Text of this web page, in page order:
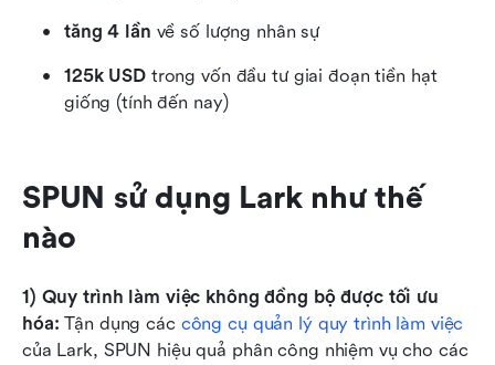
tăng 4 lần về số lượng nhân sự
125k USD trong vốn đầu tư giai đoạn tiền hạt
giống (tính đến nay)
SPUN sử dụng Lark như thế
nào
1) Quy trình làm việc không đồng bộ được tối ưu
hóa: Tận dụng các công cụ quản lý quy trình làm việc
của Lark, SPUN hiệu quả phân công nhiệm vụ cho các